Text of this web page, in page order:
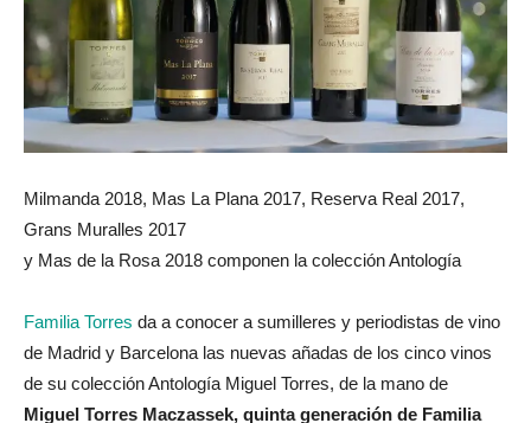
Milmanda 2018, Mas La Plana 2017, Reserva Real 2017,
Grans Muralles 2017
y Mas de la Rosa 2018 componen la colección Antología
Familia Torres da a conocer a sumilleres y periodistas de vino
de Madrid y Barcelona las nuevas añadas de los cinco vinos
de su colección Antología Miguel Torres, de la mano de
Miguel Torres Maczassek, quinta generación de Familia